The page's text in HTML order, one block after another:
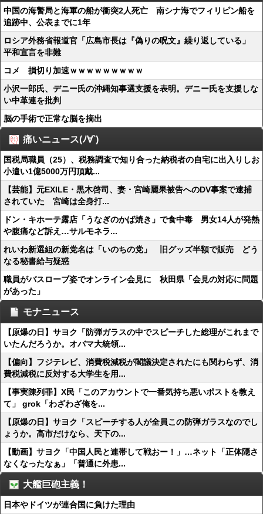
中国の海警局と海軍の船が衝突2人死亡 南シナ海でフィリピン船を
追跡中、公表までに1年
ロシア外務省報道官「広島市長は『偽りの呪文』繰り返している」
平和宣言を非難
コメ 損切り加速ｗｗｗｗｗｗｗｗｗ
小沢一郎氏、デニー氏の沖縄知事選支援を表明。デニー氏を支援しな
い中革連を批判
脳の手術で正常な脳を摘出
痛いニュース(ﾉ∀`)
国税局職員（25）、税務調査で知り合った納税者の自宅に出入りしお
小遣い1億5000万円頂戴...
【芸能】元EXILE・黒木啓司、妻・宮崎麗果被告へのDV事案で逮捕
されていた 宮崎は全身打...
ドン・キホーテ露店「うなぎのかば焼き」で食中毒 男女14人が発熱
や腹痛など訴え…サルモネラ...
れいわ新選組の新党名は「いのちの党」 旧グッズ半額で販売 どう
なる秘書給与疑惑
職員がバスローブ姿でオンライン会見に 秋田県「会見の対応に問題
があった」
モナニュース
【原爆の日】サヨク「防弾ガラスの中でスピーチした総理がこれまで
いたんだろうか。オバマ大統領...
【偏向】フジテレビ、消費税減税が閣議決定されたにも関わらず、消
費税減税に反対する大学生を用...
【事実陳列罪】X民「このアカウントで一番気持ち悪いポストを教え
て」 grok「わざわざ俺を...
【原爆の日】サヨク「スピーチする人が全員この防弾ガラスなのでし
ょうか。高市だけなら、天下の...
【動画】サヨク「中国人民と連帯して戦おー！」…ネット「正体隠さ
なくなったなぁ」「普通に外患...
大艦巨砲主義！
日本やドイツが連合国に負けた理由